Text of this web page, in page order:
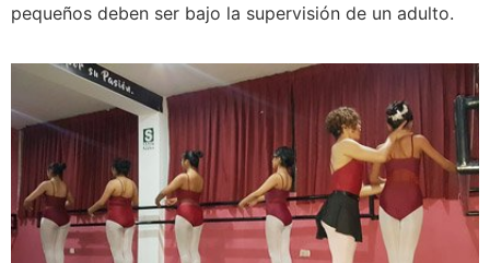
pequeños deben ser bajo la supervisión de un adulto.